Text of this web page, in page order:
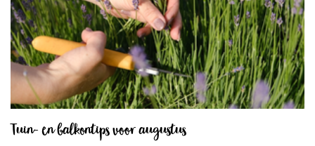
Tuin- en balkontips voor augustus